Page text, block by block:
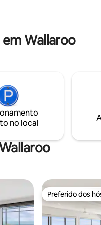
Wallaroo
no local
Preferido dos
Preferido dos